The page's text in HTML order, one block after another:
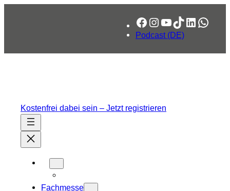
Facebook
Instagram
YouTube
TikTok
LinkedIn
Podcast (DE)
Kostenfrei dabei sein – Jetzt registrieren
Fachmesse